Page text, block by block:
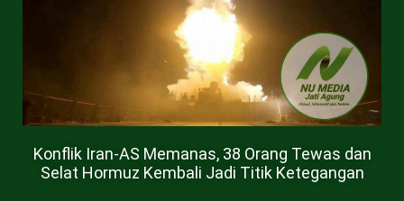
Konflik Iran-AS Memanas, 38 Orang Tewas dan
Selat Hormuz Kembali Jadi Titik Ketegangan